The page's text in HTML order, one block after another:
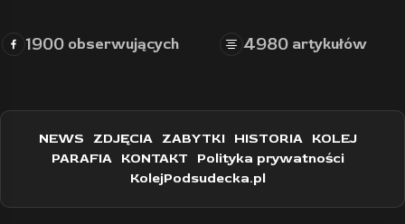
1900 obserwujących 4980 artykułów
NEWS ZDJĘCIA ZABYTKI HISTORIA KOLEJ
PARAFIA KONTAKT Polityka prywatności
KolejPodsudecka.pl